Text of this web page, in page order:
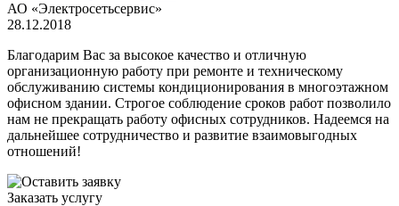
АО «Электросетьсервис»
28.12.2018
Благодарим Вас за высокое качество и отличную
организационную работу при ремонте и техническому
обслуживанию системы кондиционирования в многоэтажном
офисном здании. Строгое соблюдение сроков работ позволило
нам не прекращать работу офисных сотрудников. Надеемся на
дальнейшее сотрудничество и развитие взаимовыгодных
отношений!
Заказать услугу